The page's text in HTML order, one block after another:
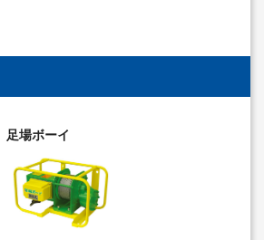
足場ボーイ